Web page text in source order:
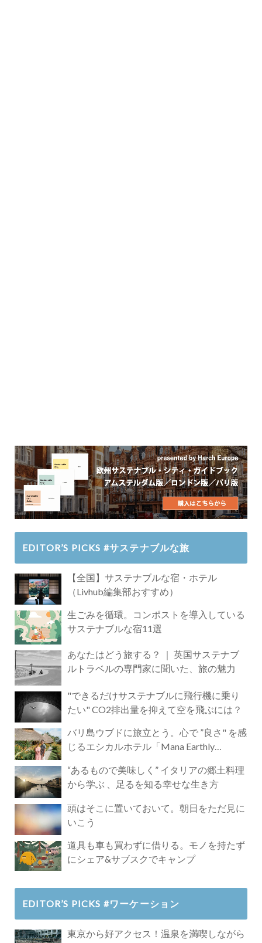
EDITOR’S PICKS #サステナブルな旅
【全国】サステナブルな宿・ホテル
（Livhub編集部おすすめ）
生ごみを循環。コンポストを導入している
サステナブルな宿11選
あなたはどう旅する？ ｜ 英国サステナブ
ルトラベルの専門家に聞いた、旅の魅力
"できるだけサステナブルに飛行機に乗り
たい" CO2排出量を抑えて空を飛ぶには？
バリ島ウブドに旅立とう。心で ”良さ" を感
じるエシカルホテル「Mana Earthly
“あるもので美味しく” イタリアの郷土料理
から学ぶ 、足るを知る幸せな生き方
頭はそこに置いておいて。朝日をただ見に
いこう
道具も車も買わずに借りる。モノを持たず
にシェア&サブスクでキャンプ
EDITOR’S PICKS #ワーケーション
東京から好アクセス！温泉を満喫しながら